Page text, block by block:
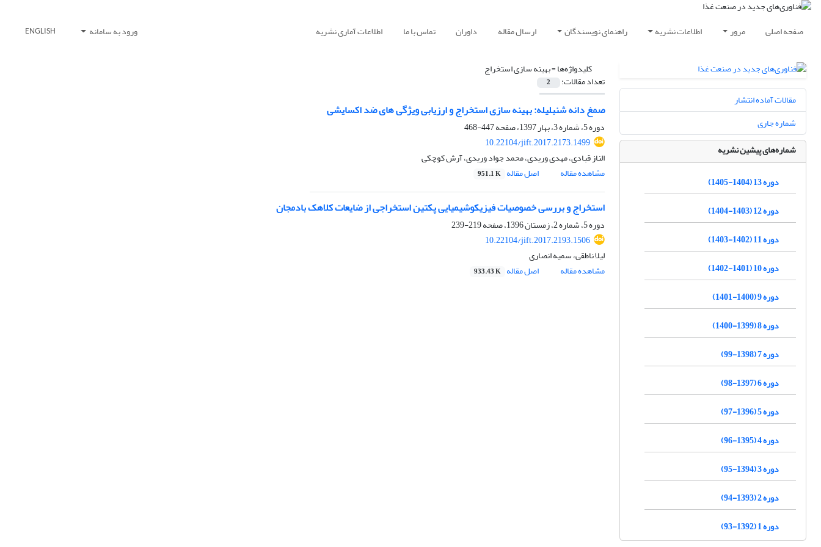
صفحه اصلی مرور اطلاعات نشریه راهنمای نویسندگان ارسال مقاله داوران تماس با ما اطلاعات آماری نشریه ورود به سامانه ENGLISH
کلیدواژه‌ها =بهینه سازی استخراج
تعداد مقالات: 2
صمغ دانه شنبلیله: بهینه سازی استخراج و ارزیابی ویژگی های ضد اکسایشی
دوره 5، شماره 3، بهار 1397، صفحه
447-468
10.22104/jift.2017.2173.1499
الناز قبادی، مهدی وریدی، محمد جواد وریدی، آرش کوچکی
مشاهده مقاله
اصل مقاله 951.1 K
استخراج و بررسی خصوصیات فیزیکوشیمیایی پکتین استخراجی از ضایعات کلاهک بادمجان
دوره 5، شماره 2، زمستان 1396، صفحه
219-239
10.22104/jift.2017.2193.1506
لیلا ناطقی، سمیه انصاری
مشاهده مقاله
اصل مقاله 933.43 K
مقالات آماده انتشار
شماره جاری
شماره‌های پیشین نشریه
دوره 13 (1404-1405)
دوره 12 (1403-1404)
دوره 11 (1402-1403)
دوره 10 (1401-1402)
دوره 9 (1400-1401)
دوره 8 (1399-1400)
دوره 7 (1398-99)
دوره 6 (1397-98)
دوره 5 (1396-97)
دوره 4 (1395-96)
دوره 3 (1394-95)
دوره 2 (1393-94)
دوره 1 (1392-93)